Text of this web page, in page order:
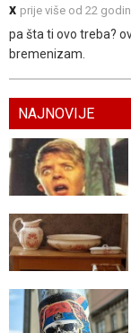
x prije više od 22
pa šta ti ovo treba?
bremenizam.
NAJNOVIJE